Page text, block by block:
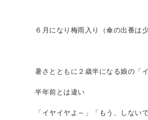
６月になり梅雨入り（傘の出番は
暑さとともに２歳半になる娘の「
半年前とは違い
「イヤイヤよ～」「もう、しない